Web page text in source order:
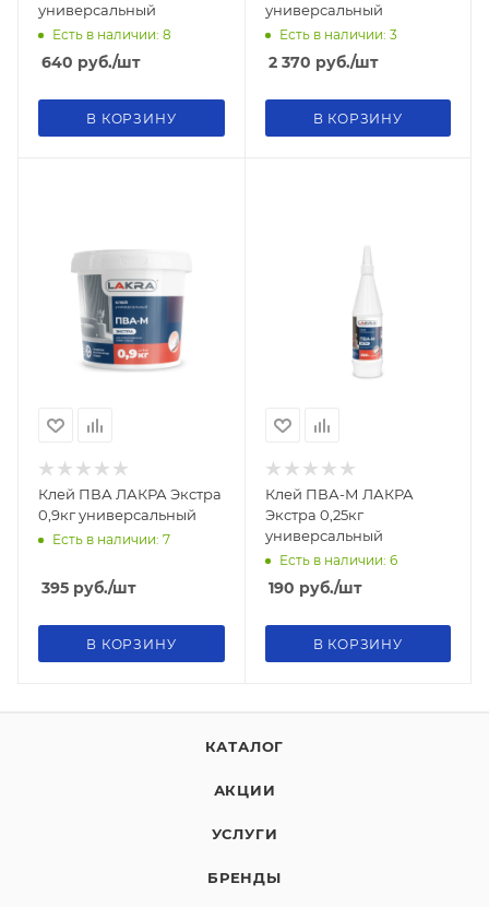
универсальный
Есть в наличии: 8
640 руб./шт
В КОРЗИНУ
универсальный
Есть в наличии: 3
2 370 руб./шт
В КОРЗИНУ
Клей ПВА ЛАКРА Экстра
0,9кг универсальный
Есть в наличии: 7
395 руб./шт
В КОРЗИНУ
Клей ПВА-М ЛАКРА
Экстра 0,25кг
универсальный
Есть в наличии: 6
190 руб./шт
В КОРЗИНУ
КАТАЛОГ
АКЦИИ
УСЛУГИ
БРЕНДЫ